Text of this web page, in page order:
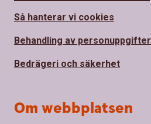
Så hanterar vi cookies
Behandling av personuppgifter
Bedrägeri och säkerhet
Om webbplatsen